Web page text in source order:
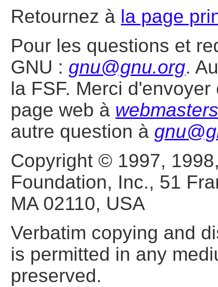
Retournez à la page
Pour les questions et
GNU : gnu@gnu.org.
la FSF. Merci
page web à
autre question à
Copyright © 1997,
Foundation, Inc., 51
MA 02110, USA
Verbatim copying and
is permitted in any
preserved.